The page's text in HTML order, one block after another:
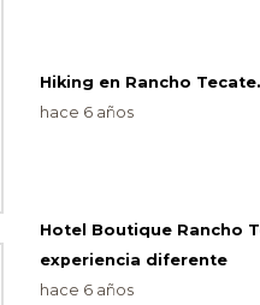
Hiking en Rancho Tecate.
hace 6 años
Hotel Boutique Rancho
experiencia diferente
hace 6 años